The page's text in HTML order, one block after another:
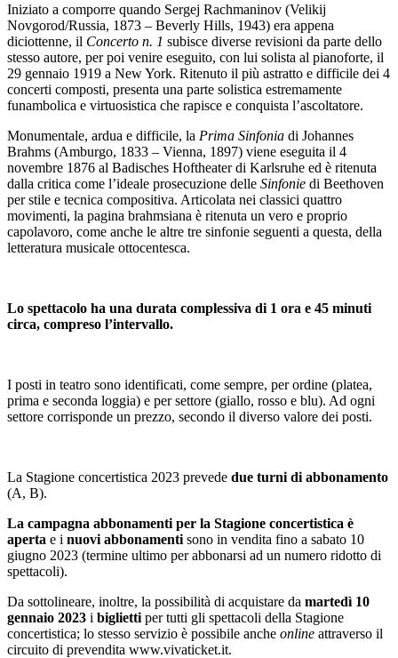
Iniziato a comporre quando Sergej Rachmaninov (Velikij
Novgorod/Russia, 1873 – Beverly Hills, 1943) era appena
diciottenne, il Concerto n. 1 subisce diverse revisioni da parte dello
stesso autore, per poi venire eseguito, con lui solista al pianoforte, il
29 gennaio 1919 a New York. Ritenuto il più astratto e difficile dei 4
concerti composti, presenta una parte solistica estremamente
funambolica e virtuosistica che rapisce e conquista l’ascoltatore.
Monumentale, ardua e difficile, la Prima Sinfonia di Johannes
Brahms (Amburgo, 1833 – Vienna, 1897) viene eseguita il 4
novembre 1876 al Badisches Hoftheater di Karlsruhe ed è ritenuta
dalla critica come l’ideale prosecuzione delle Sinfonie di Beethoven
per stile e tecnica compositiva. Articolata nei classici quattro
movimenti, la pagina brahmsiana è ritenuta un vero e proprio
capolavoro, come anche le altre tre sinfonie seguenti a questa, della
letteratura musicale ottocentesca.
Lo spettacolo ha una durata complessiva di 1 ora e 45 minuti
circa, compreso l’intervallo.
I posti in teatro sono identificati, come sempre, per ordine (platea,
prima e seconda loggia) e per settore (giallo, rosso e blu). Ad ogni
settore corrisponde un prezzo, secondo il diverso valore dei posti.
La Stagione concertistica 2023 prevede due turni di abbonamento
(A, B).
La campagna abbonamenti per la Stagione concertistica è
aperta e i nuovi abbonamenti sono in vendita fino a sabato 10
giugno 2023 (termine ultimo per abbonarsi ad un numero ridotto di
spettacoli).
Da sottolineare, inoltre, la possibilità di acquistare da martedì 10
gennaio 2023 i biglietti per tutti gli spettacoli della Stagione
concertistica; lo stesso servizio è possibile anche online attraverso il
circuito di prevendita www.vivaticket.it.